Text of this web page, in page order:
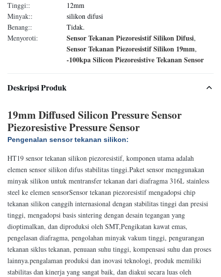
Tinggi::
12mm
Minyak::
silikon difusi
Benang::
Tidak.
Menyoroti:
Sensor Tekanan Piezoresistif Silikon Difusi,
Sensor Tekanan Piezoresistif Silikon 19mm,
-100kpa Silicon Piezoresistive Tekanan Sensor
Deskripsi Produk
19mm Diffused Silicon Pressure Sensor
Piezoresistive Pressure Sensor
Pengenalan sensor tekanan silikon:
HT19 sensor tekanan silikon piezoresistif, komponen utama adalah
elemen sensor silikon difus stabilitas tinggi.Paket sensor menggunakan
minyak silikon untuk mentransfer tekanan dari diafragma 316L stainless
steel ke elemen sensorSensor tekanan piezoresistif mengadopsi chip
tekanan silikon canggih internasional dengan stabilitas tinggi dan presisi
tinggi, mengadopsi basis sintering dengan desain tegangan yang
dioptimalkan, dan diproduksi oleh SMT,Pengikatan kawat emas,
pengelasan diafragma, pengolahan minyak vakum tinggi, pengurangan
tekanan siklus tekanan, penuaan suhu tinggi, kompensasi suhu dan proses
lainnya.pengalaman produksi dan inovasi teknologi, produk memiliki
stabilitas dan kinerja yang sangat baik, dan diakui secara luas oleh